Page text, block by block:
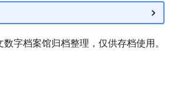
字档案馆归档整理，仅供存档使用。